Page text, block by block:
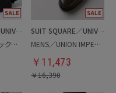
SUIT SQUARE／UNIVERSAL LANGUAGE
最高バッグ／バックパック
SUIT SQUARE／UNIVERSAL LANGUAGE
MENS／UNION IMPERIAL監修／コインローファー
￥ 11,473
￥16,390